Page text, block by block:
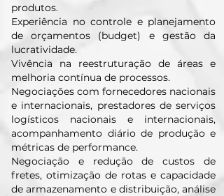
produtos.
Experiência no controle e planejamento
de orçamentos (budget) e gestão da
lucratividade.
Vivência na reestruturação de áreas e
melhoria contínua de processos.
Negociações com fornecedores nacionais
e internacionais, prestadores de serviços
logísticos nacionais e internacionais,
acompanhamento diário de produção e
métricas de performance.
Negociação e redução de custos de
fretes, otimização de rotas e capacidade
de armazenamento e distribuição, análise